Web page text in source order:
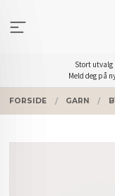
innholdet
Stort utvalg
Meld deg på
FORSIDE GARN